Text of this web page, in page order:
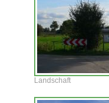
Landschaft